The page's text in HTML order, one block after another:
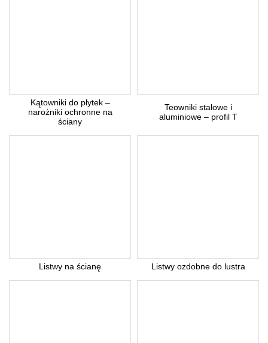
Kątowniki do płytek –
narożniki ochronne na
ściany
Teowniki stalowe i
aluminiowe – profil T
Listwy na ścianę Listwy ozdobne do lustra